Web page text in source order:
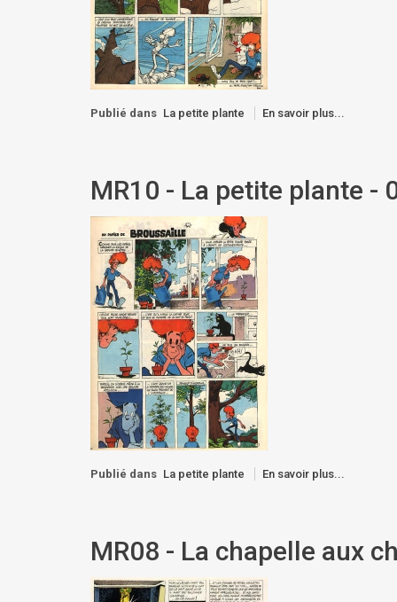
Publié dans La petite plante En savoir plus...
MR10 - La petite plante -
Publié dans La petite plante En savoir plus...
MR08 - La chapelle aux